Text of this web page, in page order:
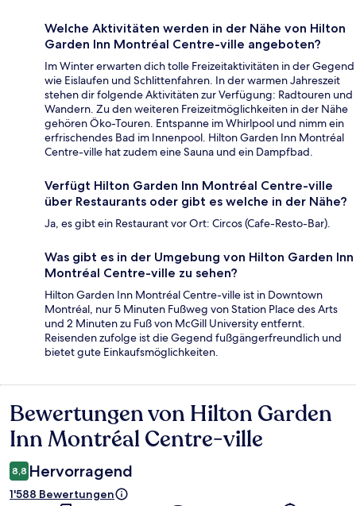
Welche Aktivitäten werden in der Nähe von Hilton
Garden Inn Montréal Centre-ville angeboten?
Im Winter erwarten dich tolle Freizeitaktivitäten in der Gegend
wie Eislaufen und Schlittenfahren. In der warmen Jahreszeit
stehen dir folgende Aktivitäten zur Verfügung: Radtouren und
Wandern. Zu den weiteren Freizeitmöglichkeiten in der Nähe
gehören Öko-Touren. Entspanne im Whirlpool und nimm ein
erfrischendes Bad im Innenpool. Hilton Garden Inn Montréal
Centre-ville hat zudem eine Sauna und ein Dampfbad.
Verfügt Hilton Garden Inn Montréal Centre-ville
über Restaurants oder gibt es welche in der Nähe?
Ja, es gibt ein Restaurant vor Ort: Circos (Cafe-Resto-Bar).
Was gibt es in der Umgebung von Hilton Garden Inn
Montréal Centre-ville zu sehen?
Hilton Garden Inn Montréal Centre-ville ist in Downtown
Montréal, nur 5 Minuten Fußweg von Station Place des Arts
und 2 Minuten zu Fuß von McGill University entfernt.
Reisenden zufolge ist die Gegend fußgängerfreundlich und
bietet gute Einkaufsmöglichkeiten.
Bewertungen
Bewertungen von Hilton Garden
Inn Montréal Centre-ville
8,8 Hervorragend
1'588 Bewertungen